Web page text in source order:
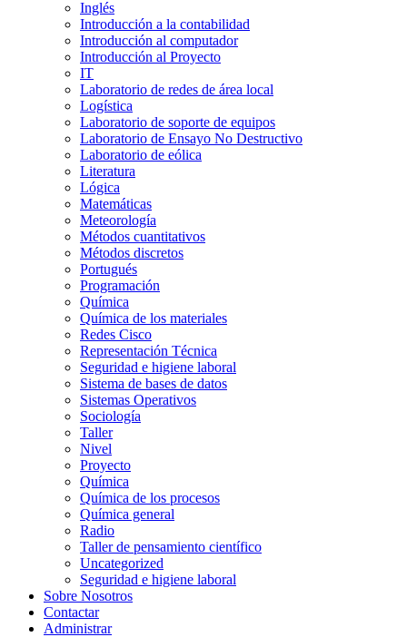
Inglés
Introducción a la contabilidad
Introducción al computador
Introducción al Proyecto
IT
Laboratorio de redes de área local
Logística
Laboratorio de soporte de equipos
Laboratorio de Ensayo No Destructivo
Laboratorio de eólica
Literatura
Lógica
Matemáticas
Meteorología
Métodos cuantitativos
Métodos discretos
Portugués
Programación
Química
Química de los materiales
Redes Cisco
Representación Técnica
Seguridad e higiene laboral
Sistema de bases de datos
Sistemas Operativos
Sociología
Taller
Nivel
Proyecto
Química
Química de los procesos
Química general
Radio
Taller de pensamiento científico
Uncategorized
Seguridad e higiene laboral
Sobre Nosotros
Contactar
Administrar